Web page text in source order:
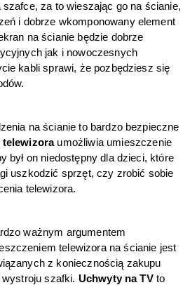
za to wieszając go na ścianie,
i dobrze wkomponowany element
na ścianie będzie dobrze
jak i nowoczesnych
kabli sprawi, że pozbędziesz się
na ścianie to bardzo bezpieczne
telewizora umożliwia umieszczenie
był on niedostępny dla dzieci, które
uszkodzić sprzęt, czy zrobić sobie
telewizora.
ważnym argumentem
telewizora na ścianie jest
z koniecznością zakupu
szafki. Uchwyty na TV to